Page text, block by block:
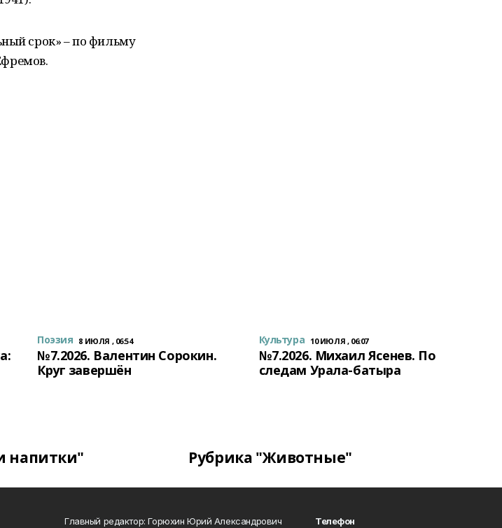
срок» – по фильму
Поэзия 8 ИЮЛЯ , 06:54
№7.2026. Валентин Сорокин.
Круг завершён
Культура 10 ИЮЛЯ , 06:07
№7.2026. Михаил Ясенев. По
следам Урала-батыра
напитки" Рубрика "Животные"
Главный редактор: Горюхин Юрий Александрович
Телефон